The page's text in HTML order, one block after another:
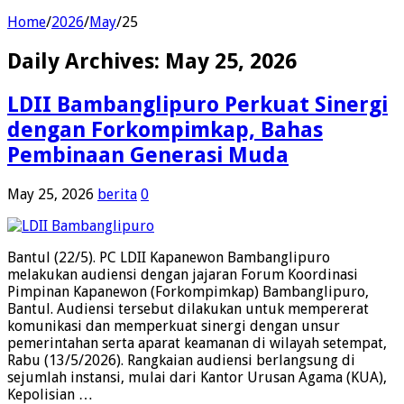
Home/2026/May/25
Daily Archives: May 25, 2026
LDII Bambanglipuro Perkuat Sinergi
dengan Forkompimkap, Bahas
Pembinaan Generasi Muda
May 25, 2026 berita 0
Bantul (22/5). PC LDII Kapanewon Bambanglipuro
melakukan audiensi dengan jajaran Forum Koordinasi
Pimpinan Kapanewon (Forkompimkap) Bambanglipuro,
Bantul. Audiensi tersebut dilakukan untuk mempererat
komunikasi dan memperkuat sinergi dengan unsur
pemerintahan serta aparat keamanan di wilayah setempat,
Rabu (13/5/2026). Rangkaian audiensi berlangsung di
sejumlah instansi, mulai dari Kantor Urusan Agama (KUA),
Kepolisian …